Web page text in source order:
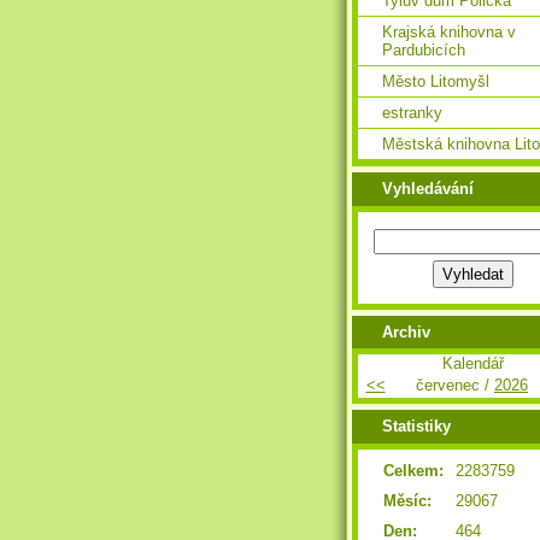
Krajská knihovna v
Pardubicích
Město Litomyšl
estranky
Městská knihovna
Vyhledávání
Archiv
Kalendář
<<
červenec / 2026
Statistiky
Celkem:
2283759
Měsíc:
29067
Den:
464